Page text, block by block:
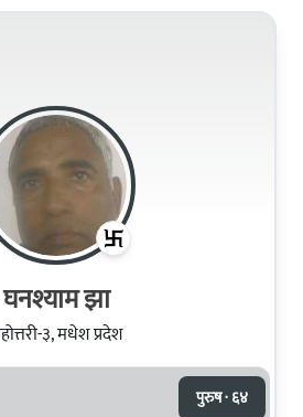
घनश्याम झा
३, मधेश प्रदेश
पुरुष · ६४